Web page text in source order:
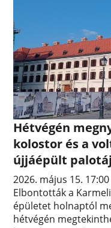
Hétvégén
kolostor és a
újjáépült
2026. május 15. 17:00
Elbontották a
épületet holnaptól
hétvégén